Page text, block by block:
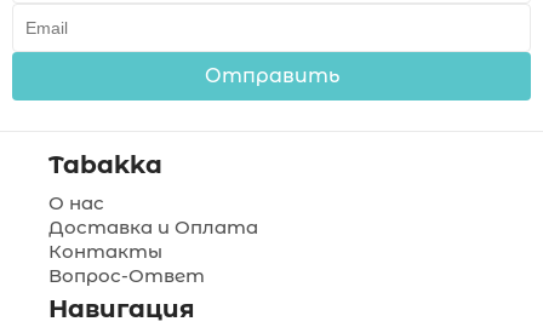
Отправить
Tabakka
О нас
Доставка и Оплата
Контакты
Вопрос-Ответ
Навигация